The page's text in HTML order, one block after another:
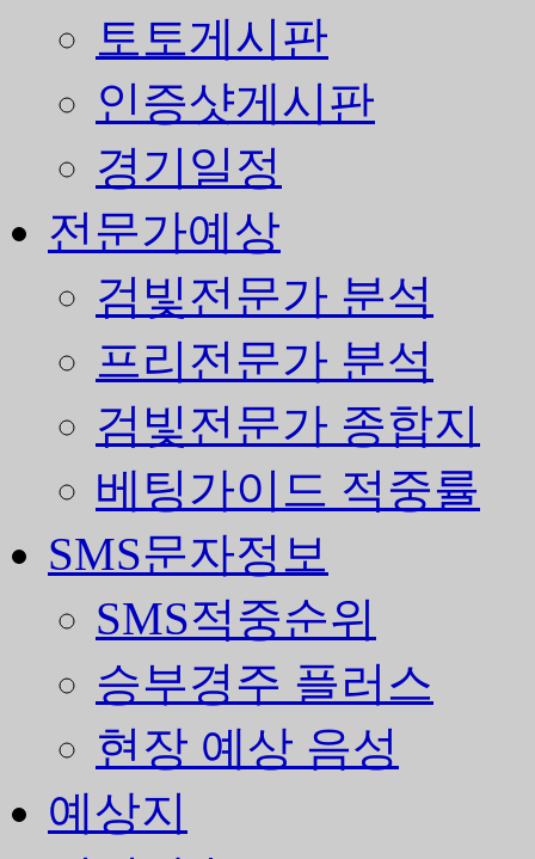
토토게시판
인증샷게시판
경기일정
전문가예상
검빛전문가 분석
프리전문가 분석
검빛전문가 종합지
베팅가이드 적중률
SMS문자정보
SMS적중순위
승부경주 플러스
현장 예상 음성
예상지